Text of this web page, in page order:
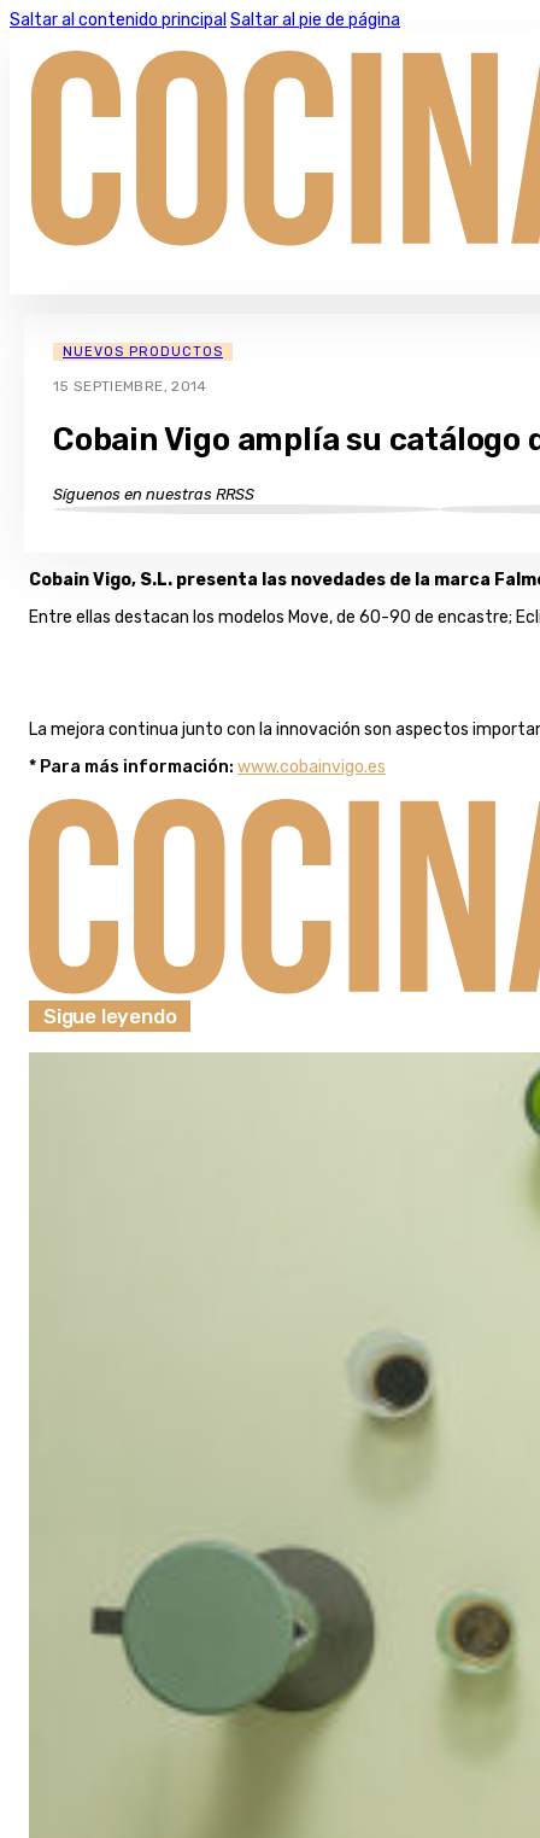
Saltar al contenido principal Saltar al pie de página
NUEVOS PRODUCTOS
15 SEPTIEMBRE, 2014
Cobain Vigo amplía su catálogo
Síguenos en nuestras RRSS
Cobain Vigo, S.L. presenta las novedades de la marca
Entre ellas destacan los modelos Move, de 60-90 de encastre;
La mejora continua junto con la innovación son aspectos
* Para más información: www.cobainvigo.es
Sigue leyendo